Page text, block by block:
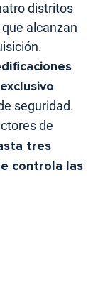
distritos
alcanzan
exclusivo
seguridad.
de
tres
controla las